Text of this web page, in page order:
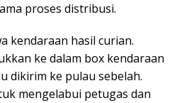
proses distribusi.
kendaraan hasil curian.
ke dalam box kendaraan
dikirim ke pulau sebelah.
mengelabui petugas dan